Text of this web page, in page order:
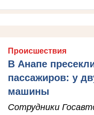
Происшествия
В Анапе
пассажиров: у
машины
Сотрудники